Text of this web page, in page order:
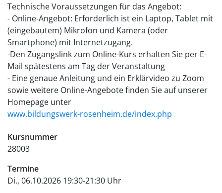
Technische Voraussetzungen für das Angebot:
- Online-Angebot: Erforderlich ist ein Laptop, Tablet mit
(eingebautem) Mikrofon und Kamera (oder
Smartphone) mit Internetzugang.
-Den Zugangslink zum Online-Kurs erhalten Sie per E-
Mail spätestens am Tag der Veranstaltung
- Eine genaue Anleitung und ein Erklärvideo zu Zoom
sowie weitere Online-Angebote finden Sie auf unserer
Homepage unter
www.bildungswerk-rosenheim.de/index.php
Kursnummer
28003
Termine
Di., 06.10.2026 19:30-21:30 Uhr